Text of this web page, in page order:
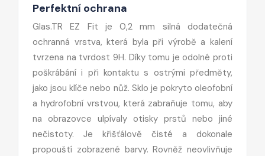
Perfektní ochrana
Glas.TR EZ Fit je 0,2 mm silná dodatečná
ochranná vrstva, která byla při výrobě a kalení
tvrzena na tvrdost 9H. Díky tomu je odolné proti
poškrábání i při kontaktu s ostrými předměty,
jako jsou klíče nebo nůž. Sklo je pokryto oleofobní
a hydrofobní vrstvou, která zabraňuje tomu, aby
na obrazovce ulpívaly otisky prstů nebo jiné
nečistoty. Je křišťálově čisté a dokonale
propouští zobrazené barvy. Rovněž neovlivňuje